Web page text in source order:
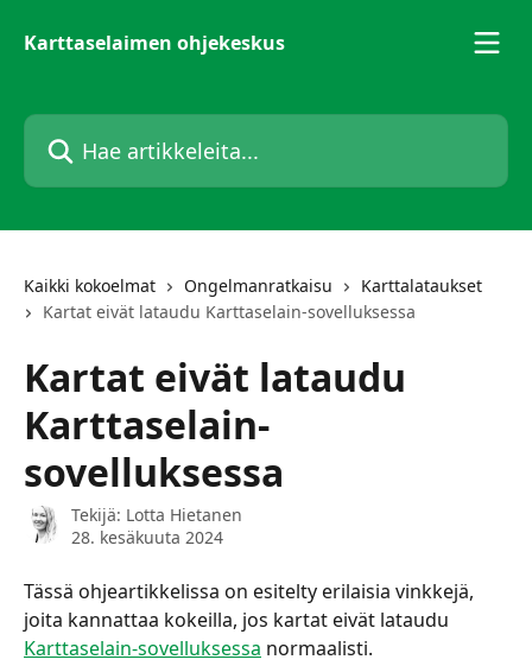
Karttaselaimen ohjekeskus
Hae artikkeleita...
Kaikki kokoelmat Ongelmanratkaisu
Karttalataukset
Kartat eivät lataudu Karttaselain-sovelluksessa
Kartat eivät lataudu
Karttaselain-
sovelluksessa
Tekijä: Lotta Hietanen
28. kesäkuuta 2024
Tässä ohjeartikkelissa on esitelty erilaisia vinkkejä,
joita kannattaa kokeilla, jos kartat eivät lataudu
Karttaselain-sovelluksessa normaalisti.